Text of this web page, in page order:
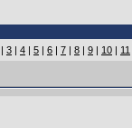
| 3 | 4 | 5 | 6 | 7 | 8 | 9 | 10 | 11